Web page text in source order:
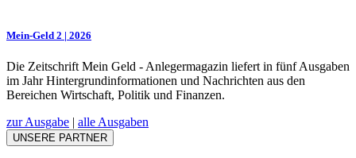
Mein-Geld 2 | 2026
Die Zeitschrift Mein Geld - Anlegermagazin liefert in fünf Ausgaben
im Jahr Hintergrundinformationen und Nachrichten aus den
Bereichen Wirtschaft, Politik und Finanzen.
zur Ausgabe | alle Ausgaben
UNSERE PARTNER